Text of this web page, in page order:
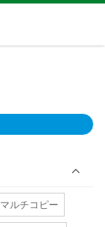
マルチコピー